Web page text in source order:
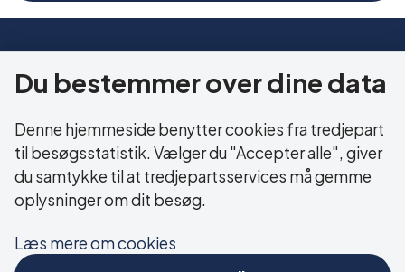
Sundhed og Ældre
Bethaniagade 3B
7400 Herning
CVR: 29 18 99 19
LINKS
Du bestemmer over dine data
Denne hjemmeside benytter cookies fra tredjepart
til besøgsstatistik. Vælger du "Accepter alle", giver
du samtykke til at tredjepartsservices må gemme
oplysninger om dit besøg.
Læs mere om cookies